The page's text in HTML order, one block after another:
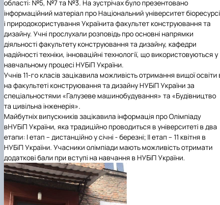
області: №5, №7 та №3. На зустрічах було презентовано
інформаційний матеріал про Національний університет
і природокористування Українита факультет конструювання та
дизайну. Учні прослухали розповідь про основні напрямки
діяльностіфакультету конструювання та дизайну, кафедри
надійності техніки, інноваційні технології, що використовуються у
навчальному процесі НУБіП України.
Учнів 11-го класів зацікавила можливість отримання вищої освіти
на факультеті конструювання та дизайну НУБіП України за
спеціальностями «Галузеве машинобудування» та «Будівництво
та цивільна інженерія».
Майбутніх випускників зацікавила інформація проОлімпіаду
вНУБіП України, яка традиційно проводиться в університеті в два
етапи: І етап – дистанційно у січні - березні; ІІ етап – 11 квітня в
НУБіП України. Учасники олімпіади мають можливість отримати
додаткові бали при вступі на навчання в НУБіП України.